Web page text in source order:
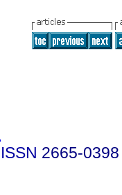
ISSN 2665-0398